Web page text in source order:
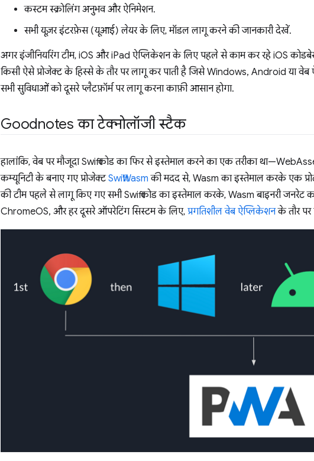
कस्टम स्क्रोलिंग अनुभव और ऐनिमेशन.
सभी यूज़र इंटरफ़ेस (यूआई) लेयर के लिए, मॉडल लागू करने की जानकारी देखें.
अगर इंजीनियरिंग टीम, iOS और iPad ऐप्लिकेशन के लिए पहले से काम कर रहे iOS
किसी ऐसे प्रोजेक्ट के हिस्से के तौर पर लागू कर पाती है जिसे Windows, Android या
सभी सुविधाओं को दूसरे प्लैटफ़ॉर्म पर लागू करना काफ़ी आसान होगा.
Goodnotes का टेक्नोलॉजी स्टैक
हालांकि, वेब पर मौजूदा Swift कोड का फिर से इस्तेमाल करने का एक तरीका
कम्यूनिटी के बनाए गए प्रोजेक्टSwiftWasm की मदद से, Wasm का इस्तेमाल करके एक
की टीम पहले से लागू किए गए सभी Swift कोड का इस्तेमाल करके, Wasm बाइनरी
ChromeOS, और हर दूसरे ऑपरेटिंग सिस्टम के लिए, प्रगतिशील वेब ऐप्लिकेशनके तौर पर